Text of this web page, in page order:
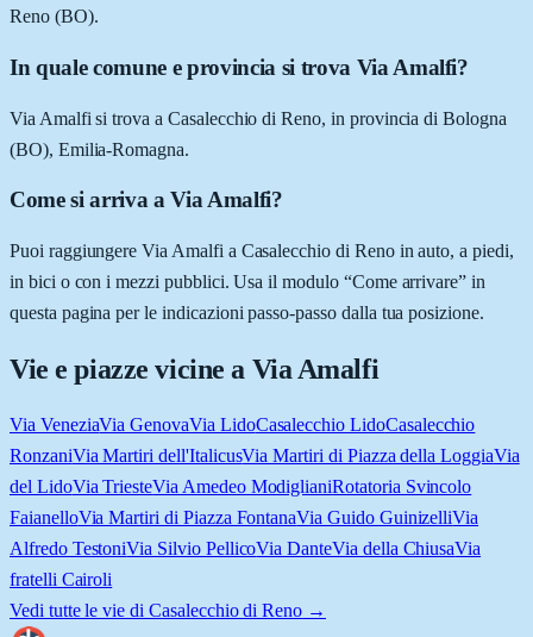
Reno (BO).
In quale comune e provincia si trova Via Amalfi?
Via Amalfi si trova a Casalecchio di Reno, in provincia di Bologna
(BO), Emilia-Romagna.
Come si arriva a Via Amalfi?
Puoi raggiungere Via Amalfi a Casalecchio di Reno in auto, a piedi,
in bici o con i mezzi pubblici. Usa il modulo “Come arrivare” in
questa pagina per le indicazioni passo-passo dalla tua posizione.
Vie e piazze vicine a Via Amalfi
Via VeneziaVia GenovaVia LidoCasalecchio LidoCasalecchio
RonzaniVia Martiri dell'ItalicusVia Martiri di Piazza della LoggiaVia
del LidoVia TriesteVia Amedeo ModiglianiRotatoria Svincolo
FaianelloVia Martiri di Piazza FontanaVia Guido GuinizelliVia
Alfredo TestoniVia Silvio PellicoVia DanteVia della ChiusaVia
fratelli Cairoli
Vedi tutte le vie di Casalecchio di Reno →